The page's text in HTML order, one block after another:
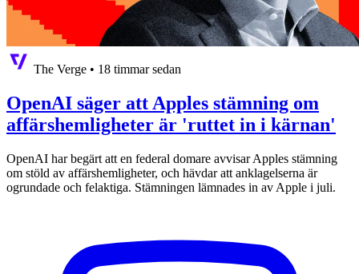
The Verge • 18 timmar sedan
OpenAI säger att Apples stämning om
affärshemligheter är 'ruttet in i kärnan'
OpenAI har begärt att en federal domare avvisar Apples stämning
om stöld av affärshemligheter, och hävdar att anklagelserna är
ogrundade och felaktiga. Stämningen lämnades in av Apple i juli.